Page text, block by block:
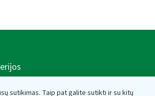
sutikimas. Taip pat galite sutikti ir su kitų